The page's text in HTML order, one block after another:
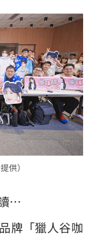
供）
…
牌「獵人谷咖